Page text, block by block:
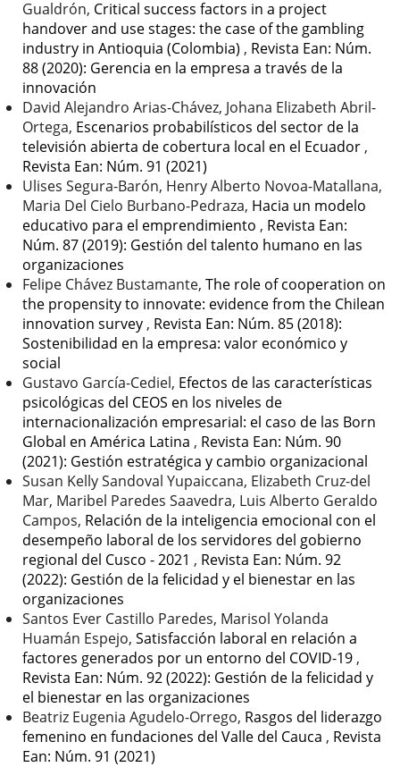
Gualdrón, Critical success factors in a project
handover and use stages: the case of the gambling
industry in Antioquia (Colombia) , Revista Ean: Núm.
88 (2020): Gerencia en la empresa a través de la
innovación
David Alejandro Arias-Chávez, Johana Elizabeth Abril-
Ortega, Escenarios probabilísticos del sector de la
televisión abierta de cobertura local en el Ecuador ,
Revista Ean: Núm. 91 (2021)
Ulises Segura-Barón, Henry Alberto Novoa-Matallana,
Maria Del Cielo Burbano-Pedraza, Hacia un modelo
educativo para el emprendimiento , Revista Ean:
Núm. 87 (2019): Gestión del talento humano en las
organizaciones
Felipe Chávez Bustamante, The role of cooperation on
the propensity to innovate: evidence from the Chilean
innovation survey , Revista Ean: Núm. 85 (2018):
Sostenibilidad en la empresa: valor económico y
social
Gustavo García-Cediel, Efectos de las características
psicológicas del CEOS en los niveles de
internacionalización empresarial: el caso de las Born
Global en América Latina , Revista Ean: Núm. 90
(2021): Gestión estratégica y cambio organizacional
Susan Kelly Sandoval Yupaiccana, Elizabeth Cruz-del
Mar, Maribel Paredes Saavedra, Luis Alberto Geraldo
Campos, Relación de la inteligencia emocional con el
desempeño laboral de los servidores del gobierno
regional del Cusco - 2021 , Revista Ean: Núm. 92
(2022): Gestión de la felicidad y el bienestar en las
organizaciones
Santos Ever Castillo Paredes, Marisol Yolanda
Huamán Espejo, Satisfacción laboral en relación a
factores generados por un entorno del COVID-19 ,
Revista Ean: Núm. 92 (2022): Gestión de la felicidad y
el bienestar en las organizaciones
Beatriz Eugenia Agudelo-Orrego, Rasgos del liderazgo
femenino en fundaciones del Valle del Cauca , Revista
Ean: Núm. 91 (2021)